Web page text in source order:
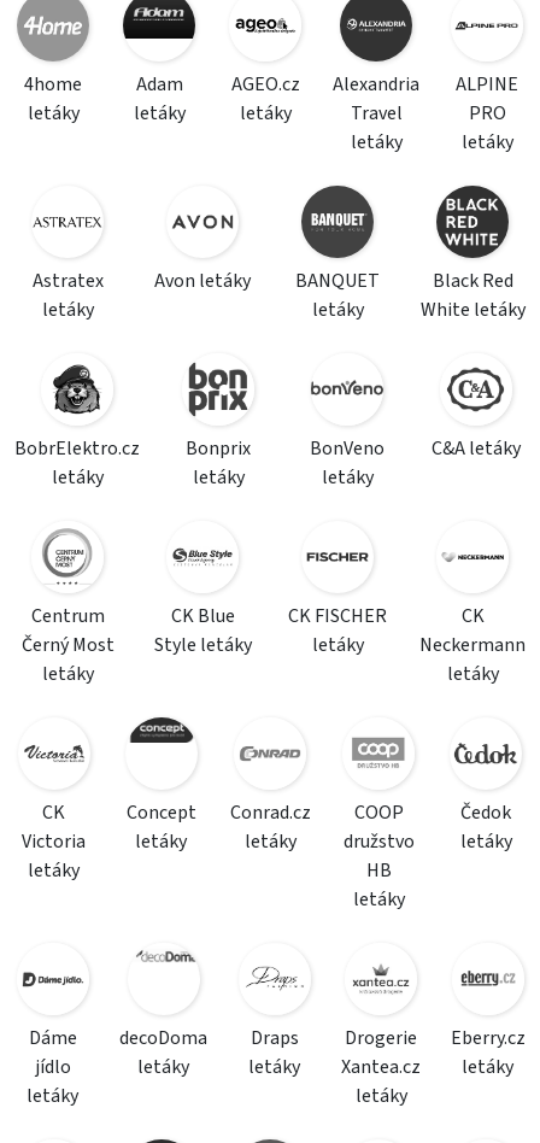
4home
letáky
Adam
letáky
AGEO.cz
letáky
Alexandria
Travel
letáky
ALPINE
PRO
letáky
Astratex
letáky
Avon letáky
BANQUET
letáky
Black Red
White letáky
BobrElektro.cz
letáky
Bonprix
letáky
BonVeno
letáky
C&A letáky
Centrum
Černý Most
letáky
CK Blue
Style letáky
CK FISCHER
letáky
CK
Neckermann
letáky
CK
Victoria
letáky
Concept
letáky
Conrad.cz
letáky
COOP
družstvo
HB
letáky
Čedok
letáky
Dáme
jídlo
letáky
decoDoma
letáky
Draps
letáky
Drogerie
Xantea.cz
letáky
Eberry.cz
letáky